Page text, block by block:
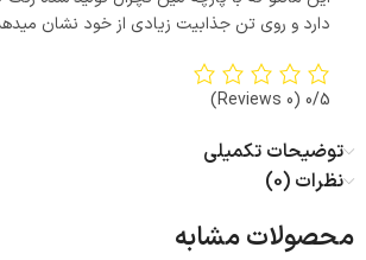
دارد و روی تن جذابیت زیادی از خود نشان
0/5
(0 Reviews)
توضیحات تکمیلی
نظرات (0)
محصولات مشابه